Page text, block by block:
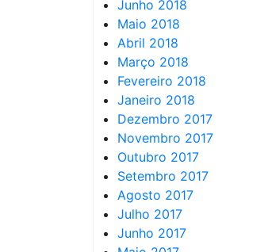
Junho 2018
Maio 2018
Abril 2018
Março 2018
Fevereiro 2018
Janeiro 2018
Dezembro 2017
Novembro 2017
Outubro 2017
Setembro 2017
Agosto 2017
Julho 2017
Junho 2017